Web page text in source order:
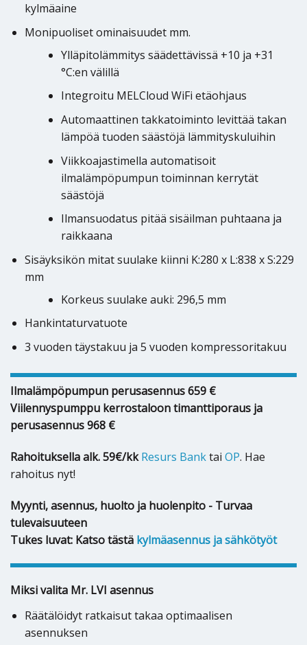
kylmäaine
Monipuoliset ominaisuudet mm.
Ylläpitolämmitys säädettävissä +10 ja +31
°C:en välillä
Integroitu MELCloud WiFi etäohjaus
Automaattinen takkatoiminto levittää takan
lämpöä tuoden säästöjä lämmityskuluihin
Viikkoajastimella automatisoit
ilmalämpöpumpun toiminnan kerrytät
säästöjä
Ilmansuodatus pitää sisäilman puhtaana ja
raikkaana
Sisäyksikön mitat suulake kiinni K:280 x L:838 x S:229
mm
Korkeus suulake auki: 296,5 mm
Hankintaturvatuote
3 vuoden täystakuu ja 5 vuoden kompressoritakuu
Ilmalämpöpumpun perusasennus 659 €
Viilennyspumppu kerrostaloon timanttiporaus ja
perusasennus 968 €
Rahoituksella alk. 59€/kk Resurs Banktai OP. Hae
rahoitus nyt!
Myynti, asennus, huolto ja huolenpito - Turvaa
tulevaisuuteen
Tukes luvat: Katso tästä kylmäasennus ja sähkötyöt
Miksi valita Mr. LVI asennus
Räätälöidyt ratkaisut takaa optimaalisen
asennuksen